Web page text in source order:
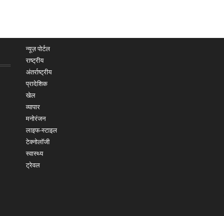
न्यूज़ पोर्टल
राष्ट्रीय
अंतर्राष्ट्रीय
प्रादेशिक
खेल
व्यापार
मनोरंजन
लाइफ-स्टाइल
टेक्नोलॉजी
स्वास्थ्य
ट्रेवल